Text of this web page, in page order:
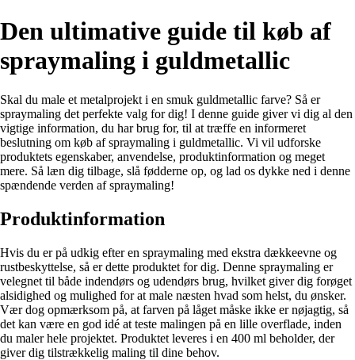
Den ultimative guide til køb af
spraymaling i guldmetallic
Skal du male et metalprojekt i en smuk guldmetallic farve? Så er
spraymaling det perfekte valg for dig! I denne guide giver vi dig al den
vigtige information, du har brug for, til at træffe en informeret
beslutning om køb af spraymaling i guldmetallic. Vi vil udforske
produktets egenskaber, anvendelse, produktinformation og meget
mere. Så læn dig tilbage, slå fødderne op, og lad os dykke ned i denne
spændende verden af ​​spraymaling!
Produktinformation
Hvis du er på udkig efter en spraymaling med ekstra dækkeevne og
rustbeskyttelse, så er dette produktet for dig. Denne spraymaling er
velegnet til både indendørs og udendørs brug, hvilket giver dig forøget
alsidighed og mulighed for at male næsten hvad som helst, du ønsker.
Vær dog opmærksom på, at farven på låget måske ikke er nøjagtig, så
det kan være en god idé at teste malingen på en lille overflade, inden
du maler hele projektet. Produktet leveres i en 400 ml beholder, der
giver dig tilstrækkelig maling til dine behov.